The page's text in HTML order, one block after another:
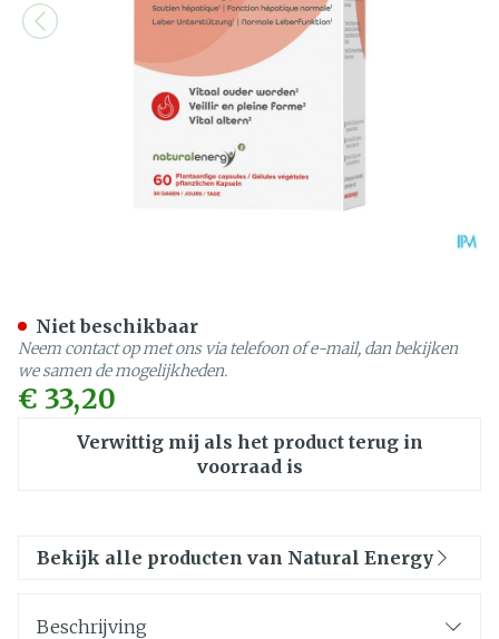
€ 33,20
Verwittig mij als het product terug in
voorraad is
Niet beschikbaar
Neem contact op met ons via telefoon of e-mail, dan bekijken
we samen de mogelijkheden.
Bekijk alle producten van Natural Energy
Beschrijving